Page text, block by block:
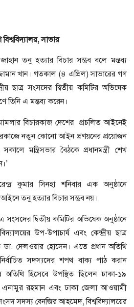
বিশ্ববিদ্যালয়, সাভার
তনু হত্যার বিচার সম্ভব বলে মন্তব্য
খান। গতকাল (৪ এপ্রিল) সাভারের গণ
ছাত্র সংসদের দ্বিতীয় কমিটির অভিষেক
তিনি এ মন্তব্য করেন।
বিচারকাজ দেশের প্রচলিত আইনেই
নতুন কোনো আইন প্রণয়নের প্রয়োজন
মন্ত্রিসভার বৈঠকে প্রধানমন্ত্রী শেখ
কুমার সিনহা শনিবার এক অনুষ্ঠানে
তনু হত্যার বিচার সম্ভব নয়।
সংসদের দ্বিতীয় কমিটির অভিষেক অনুষ্ঠানে
উপ-উপাচার্য এবং কেন্দ্রীয় ছাত্র
দেলওয়ার হোসেন। এতে প্রধান অতিথি
সদস্যদের শপথ বাক্য পাঠ করান
অতিথি হিসেবে উপস্থিত ছিলেন ঢাকা-১৯
রহমান এবং ঢাকা জেলা আওয়ামী
সদস্য বেনজির আহমেদ, বিশ্ববিদ্যালয়ের